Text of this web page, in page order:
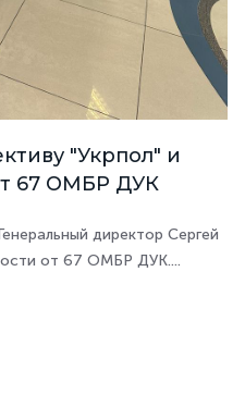
"Укрпол" и
67 ОМБР ДУК
директор Сергей
от 67 ОМБР ДУК....